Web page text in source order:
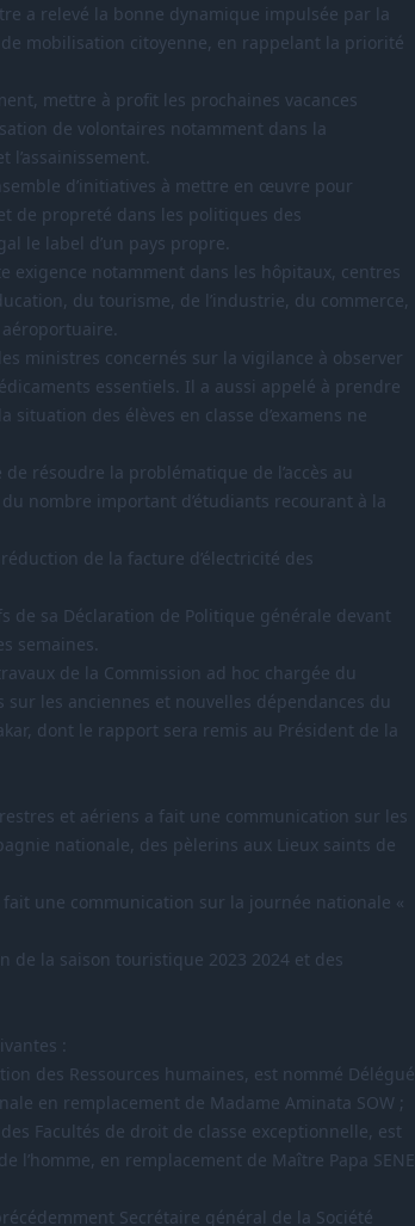
a relevé la bonne dynamique impulsée par la
mobilisation citoyenne, en rappelant la priorité
mettre à profit les prochaines vacances
de volontaires notamment dans la
d’initiatives à mettre en œuvre pour
de propreté dans les politiques des
le label d’un pays propre.
exigence notamment dans les hôpitaux, centres
du tourisme, de l’industrie, du commerce,
ministres concernés sur la vigilance à observer
essentiels. Il a aussi appelé à prendre
des élèves en classe d’examens ne
résoudre la problématique de l’accès au
nombre important d’étudiants recourant à la
de la facture d’électricité des
de sa Déclaration de Politique générale devant
semaines.
de la Commission ad hoc chargée du
les anciennes et nouvelles dépendances du
dont le rapport sera remis au Président de la
et aériens a fait une communication sur les
nationale, des pèlerins aux Lieux saints de
fait une communication sur la journée nationale «
de la saison touristique 2023 2024 et des
:
des Ressources humaines, est nommé Délégué
en remplacement de Madame Aminata SOW ;
Facultés de droit de classe exceptionnelle, est
l’homme, en remplacement de Maître Papa SENE
Secrétaire général de la Société